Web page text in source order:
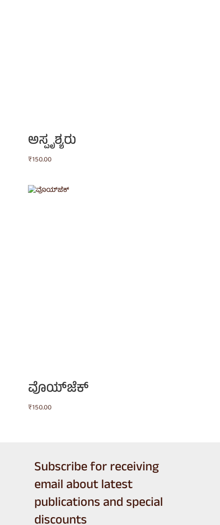
ಅಸ್ಪೃಶ್ಯರು
₹150.00
ವೊಯ್‌ಜೆಕ್
₹150.00
Subscribe for receiving
email about latest
publications and special